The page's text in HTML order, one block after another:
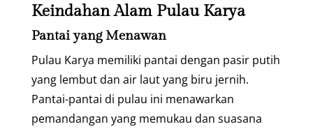
Keindahan Alam Pulau Karya
Pantai yang Menawan
Pulau Karya memiliki pantai dengan pasir putih
yang lembut dan air laut yang biru jernih.
Pantai-pantai di pulau ini menawarkan
pemandangan yang memukau dan suasana